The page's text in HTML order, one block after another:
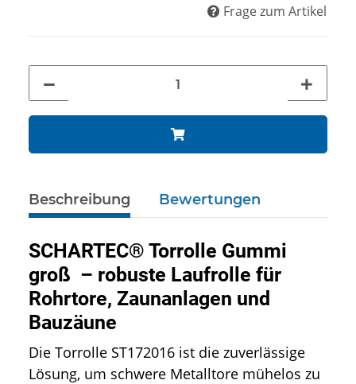
Frage zum Artikel
Beschreibung Bewertungen
SCHARTEC® Torrolle Gummi
groß – robuste Laufrolle für
Rohrtore, Zaunanlagen und
Bauzäune
Die Torrolle ST172016 ist die zuverlässige
Lösung, um schwere Metalltore mühelos zu